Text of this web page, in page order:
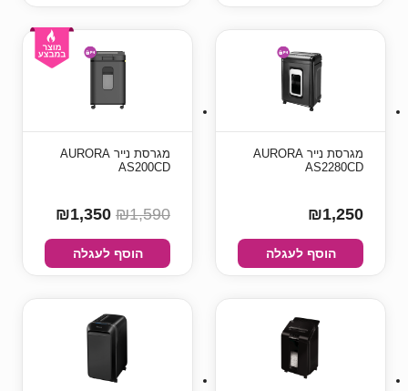
מגרסת נייר AURORA
AS2280CD
₪1,250
הוסף לעגלה
מגרסת נייר AURORA
AS200CD
₪1,590
הוסף לעגלה